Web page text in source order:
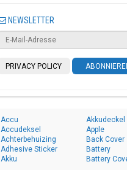
NEWSLETTER
PRIVACY POLICY
Accu
Accudeksel
Achterbehuizing
Adhesive Sticker
Akku
Akkudeckel
Apple
Back Cover
Battery
Battery